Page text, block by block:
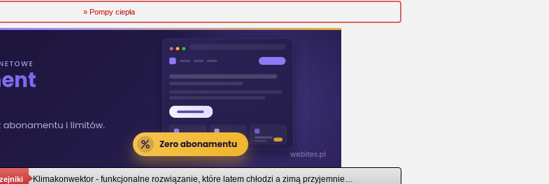
» Pompy ciepła
Klimakonwektor - funkcjonalne rozwiązanie, które latem chłodzi a zimą przyjemnie…